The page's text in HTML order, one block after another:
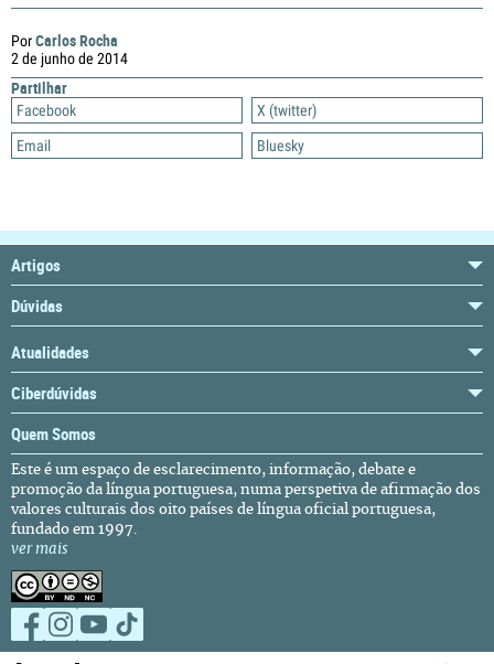
PorCarlos Rocha
2 de junho de 2014
Partilhar
Facebook
X (twitter)
Email
Bluesky
Artigos
Dúvidas
Atualidades
Ciberdúvidas
Quem Somos
Este é um espaço de esclarecimento, informação, debate e
promoção da língua portuguesa, numa perspetiva de afirmação dos
valores culturais dos oito países de língua oficial portuguesa,
fundado em 1997.
ver mais